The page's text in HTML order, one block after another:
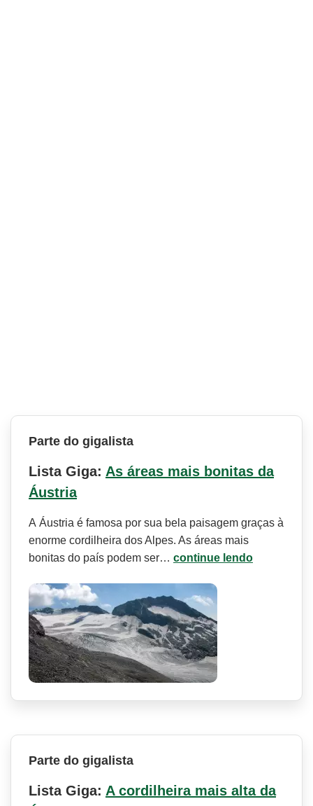
Parte do gigalista
Lista Giga: As áreas mais bonitas da
Áustria
A Áustria é famosa por sua bela paisagem graças à
enorme cordilheira dos Alpes. As áreas mais
bonitas do país podem ser… continue lendo
Parte do gigalista
Lista Giga: A cordilheira mais alta da